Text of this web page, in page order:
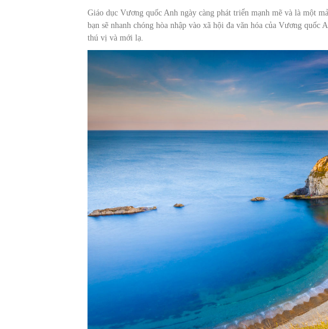
Giáo dục Vương quốc Anh ngày càng phát triển mạnh mẽ và là một
bạn sẽ nhanh chóng hòa nhập vào xã hội đa văn hóa của Vương
thú vị và mới lạ.